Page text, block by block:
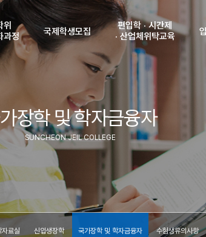
위
과정
안내
력)
회
력)
확인
국제학생모집
입학안내
비자발급 안내
국제학생 모집학과
편입학 · 시간제
· 산업체위탁교육
편입학 모집 안내
산업체위탁교육생
모집안내
찾
장학 및 학자금융자
SUNCHEON JEIL COLLEGE
자료실 신입생장학 국가장학 및 학자금융자 수험생유의사항